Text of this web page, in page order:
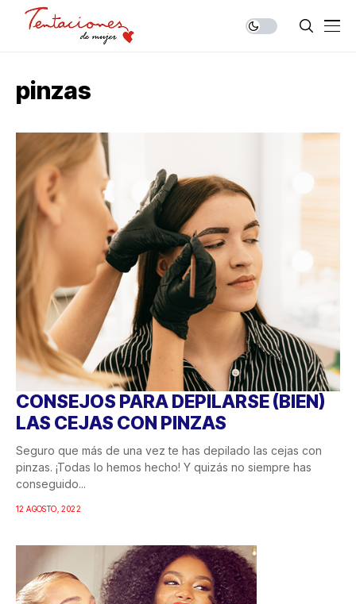
pinzas
CONSEJOS PARA DEPILARSE (BIEN)
LAS CEJAS CON PINZAS
Seguro que más de una vez te has depilado las cejas con
pinzas. ¡Todas lo hemos hecho! Y quizás no siempre has
conseguido...
12 AGOSTO, 2022